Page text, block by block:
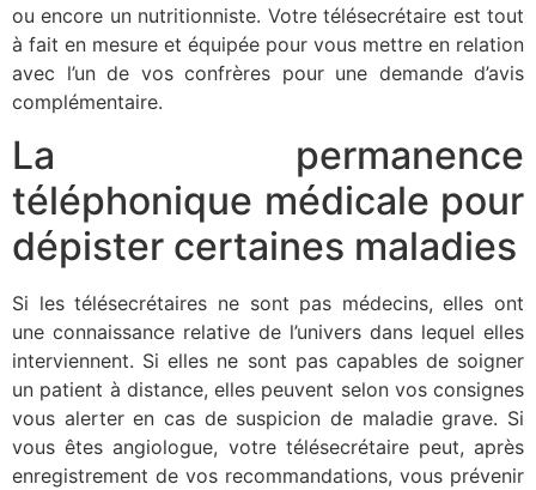
ou encore un nutritionniste. Votre télésecrétaire est tout
à fait en mesure et équipée pour vous mettre en relation
avec l’un de vos confrères pour une demande d’avis
complémentaire.
La permanence
téléphonique médicale pour
dépister certaines maladies
Si les télésecrétaires ne sont pas médecins, elles ont
une connaissance relative de l’univers dans lequel elles
interviennent. Si elles ne sont pas capables de soigner
un patient à distance, elles peuvent selon vos consignes
vous alerter en cas de suspicion de maladie grave. Si
vous êtes angiologue, votre télésecrétaire peut, après
enregistrement de vos recommandations, vous prévenir